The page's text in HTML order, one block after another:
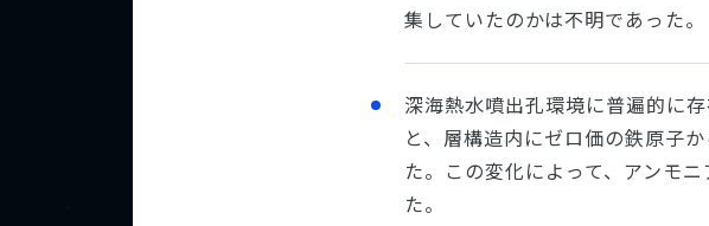
集していたのかは不明であった。
深海熱水噴出孔環境に普遍的に
と、層構造内にゼロ価の鉄原子
た。この変化によって、アンモ
た。